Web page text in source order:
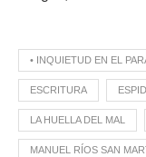
• INQUIETUD EN EL
ESCRITURA
LA HUELLA DEL MAL
MANUEL RÍOS SAN